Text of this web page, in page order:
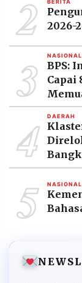
PT.
RESOLUSI
MEDIA
2
2026-
3 NASIONAL
BPS:
Capai
4 DAERAH
5 NASIONAL